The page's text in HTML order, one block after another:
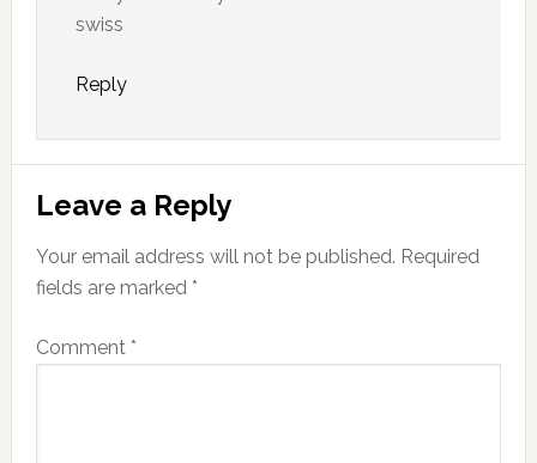
swiss
Reply
Leave a Reply
Your email address will not be published. Required
fields are marked *
Comment *